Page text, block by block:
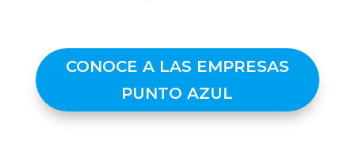
CONOCE A LAS EMPRESAS
PUNTO AZUL